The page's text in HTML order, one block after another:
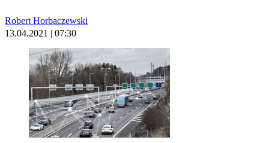
Robert Horbaczewski
13.04.2021 | 07:30